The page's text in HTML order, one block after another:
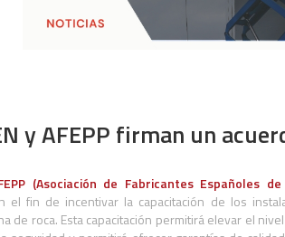
y AFEPP firman un
(Asociación de Fabricantes Españoles
el fin de incentivar la capacitación de los
de roca. Esta capacitación permitirá elevar el